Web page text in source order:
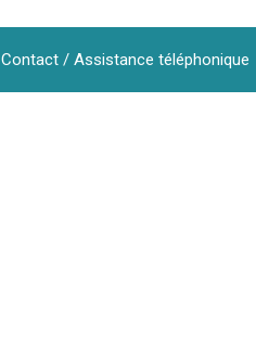
Contact / Assistance téléphonique